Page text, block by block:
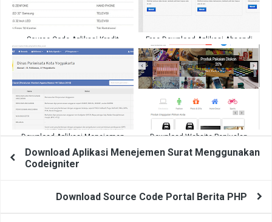
Source Code Aplikasi Kredit
Menggunakan PHP MySQL
Free Download Aplikasi Absendi
Sederhana Dengan PHP MYSQL
Download Aplikasi Menejemen
Download Website Penjualan
Download Aplikasi Menejemen Surat Menggunakan
Codeigniter
Download Source Code Portal Berita PHP